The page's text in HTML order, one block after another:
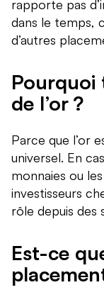
rapporte pas
dans le temps,
d’autres
Pourquoi
de l’or ?
Parce que l’or
universel. En
monnaies ou
investisseurs
rôle depuis des
Est-ce